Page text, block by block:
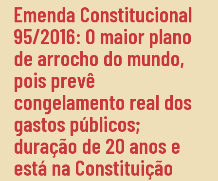
Emenda Constitucional
95/2016: O maior plano
de arrocho do mundo,
pois prevê
congelamento real dos
gastos públicos;
duração de 20 anos e
está na Constituição